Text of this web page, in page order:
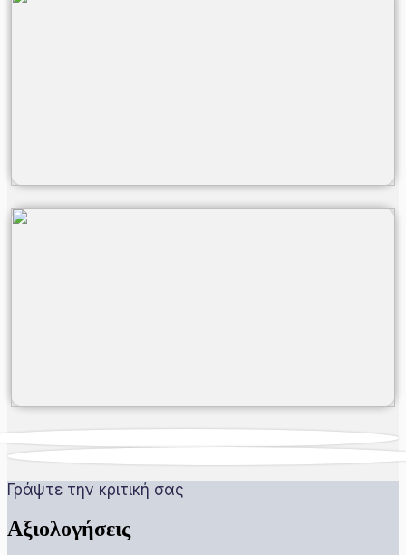
Γράψτε την κριτική σας
Αξιολογήσεις